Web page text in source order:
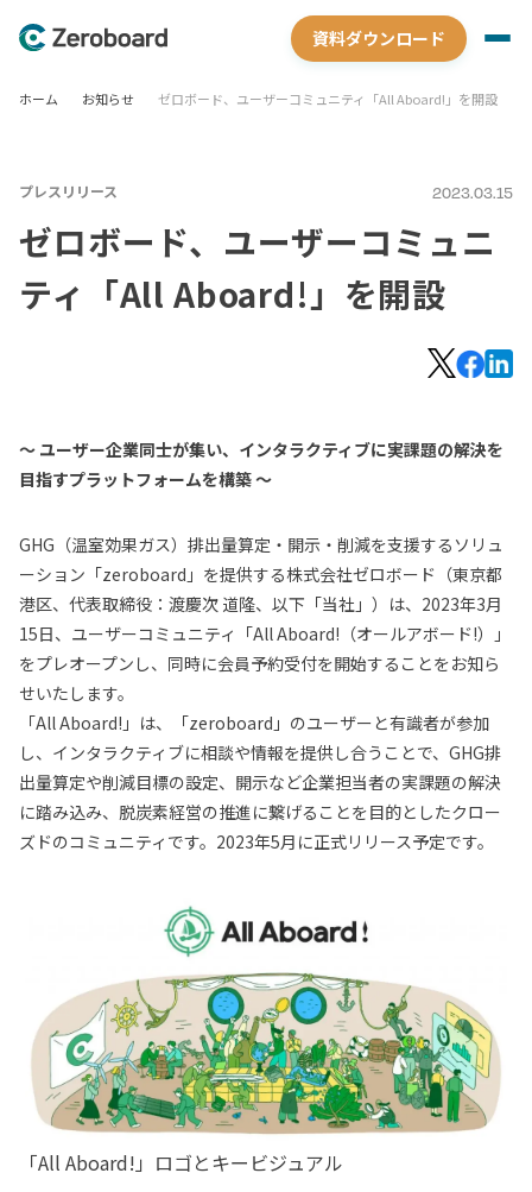
資料ダウンロード
ホーム お知らせ ゼロボード、ユーザーコミュニティ「All Aboard!」を開設
プレスリリース 2023.03.15
ゼロボード、ユーザーコミュニ
ティ「All Aboard!」を開設
〜 ユーザー企業同士が集い、インタラクティブに実課題の解決を
目指すプラットフォームを構築 〜
GHG（温室効果ガス）排出量算定・開示・削減を支援するソリュ
ーション「zeroboard」を提供する株式会社ゼロボード（東京都
港区、代表取締役：渡慶次 道隆、以下「当社」）は、2023年3月
15日、ユーザーコミュニティ「All Aboard!（オールアボード!）」
をプレオープンし、同時に会員予約受付を開始することをお知ら
せいたします。
「All Aboard!」は、「zeroboard」のユーザーと有識者が参加
し、インタラクティブに相談や情報を提供し合うことで、GHG排
出量算定や削減目標の設定、開示など企業担当者の実課題の解決
に踏み込み、脱炭素経営の推進に繋げることを目的としたクロー
ズドのコミュニティです。2023年5月に正式リリース予定です。
「All Aboard!」ロゴとキービジュアル